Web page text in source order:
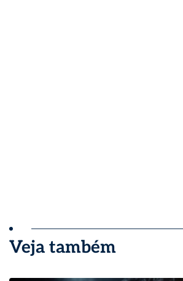
Veja também